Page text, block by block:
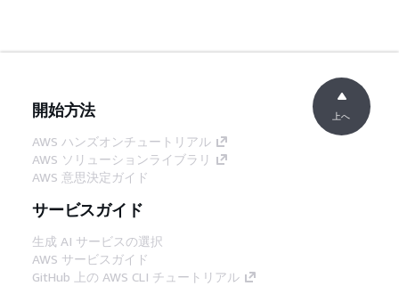
開始方法
AWS ハンズオンチュートリアル
AWS ソリューションライブラリ
AWS 意思決定ガイド
サービスガイド
生成 AI サービスの選択
AWS サービスガイド
GitHub 上の AWS CLI チュートリアル
上へ